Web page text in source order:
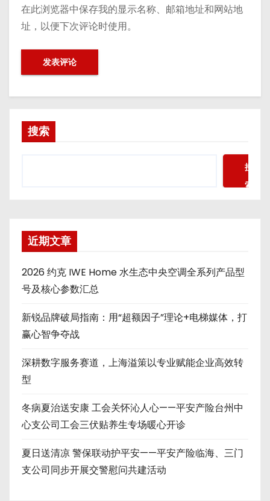
在此浏览器中保存我的显示名称、邮箱地址和网站地
址，以便下次评论时使用。
搜索
搜
索
近期文章
2026 约克 IWE Home 水生态中央空调全系列产品型
号及核心参数汇总
新锐品牌破局指南：用“超额因子”理论+电梯媒体，打
赢心智争夺战
深耕数字服务赛道，上海溢策以专业赋能企业高效转
型
冬病夏治送安康 工会关怀沁人心——平安产险台州中
心支公司工会三伏贴养生专场暖心开诊
夏日送清凉 警保联动护平安——平安产险临海、三门
支公司同步开展交警慰问共建活动